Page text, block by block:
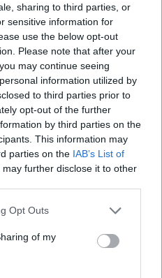
sharing to third parties, or
sensitive information for
use the below opt-out
Please note that after your
may continue seeing
information utilized by
to third parties prior to
opt-out of the further
by third parties on the
This information may
parties on the IAB’s List of
may further disclose it to other
Opt Outs
of my
horarias durante la
informa que la Línea 25
prestará desde hasta
de lo ocurrido años
de diciembre operarán
como ocurre todos los
La Línea 48 tampoco va a
ha ocurrido en años
su horario habitual pero
y festivos. Por último, la